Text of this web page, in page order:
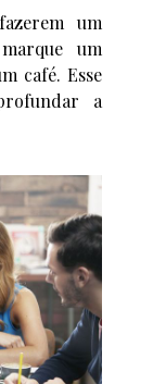
um
um
café. Esse
a